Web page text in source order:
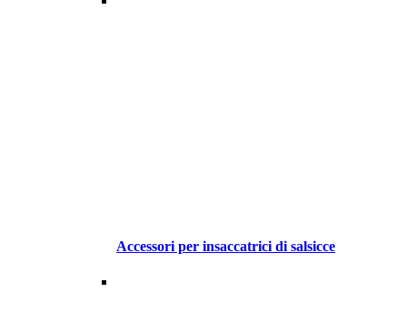
Accessori per insaccatrici di salsicce